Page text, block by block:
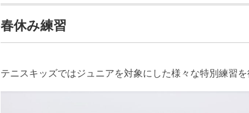
春休み練習
テニスキッズではジュニアを対象にした様々な特別練習を